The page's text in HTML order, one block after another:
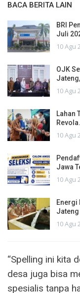
BACA BERITA LAIN
BRI
Juli
10 Agu
OJK
10 Agu
Lahan
10 Agu
Jawa
10 Agu
Energi
10 Agu
“Spelling ini kita
desa juga bisa
spesialis tanpa